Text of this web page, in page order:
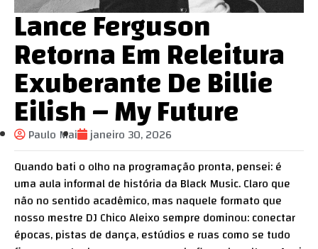
Lance Ferguson
Retorna Em Releitura
Exuberante De Billie
Eilish – My Future
Paulo Mai
janeiro 30, 2026
Quando bati o olho na programação pronta, pensei: é
uma aula informal de história da Black Music. Claro que
não no sentido acadêmico, mas naquele formato que
nosso mestre DJ Chico Aleixo sempre dominou: conectar
épocas, pistas de dança, estúdios e ruas como se tudo